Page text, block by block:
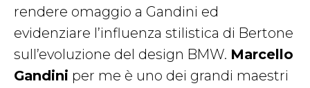
rendere omaggio a Gandini ed
evidenziare l’influenza stilistica di Bertone
sull’evoluzione del design BMW. Marcello
Gandini per me è uno dei grandi maestri